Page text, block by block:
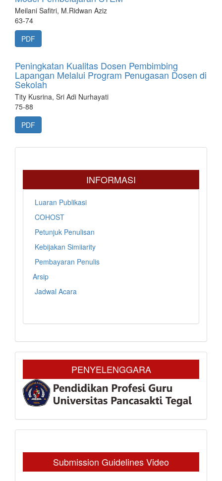
Meilani Safitri, M.Ridwan Aziz
63-74
PDF
Peningkatan Kualitas Dosen Pembimbing
Lapangan Melalui Program Penugasan Dosen di
Sekolah
Tity Kusrina, Sri Adi Nurhayati
75-88
PDF
INFORMASI
Luaran Publikasi
COHOST
Petunjuk Penulisan
Kebijakan Simiiarity
Pembayaran Penulis
Arsip
Jadwal Acara
PENYELENGGARA
Submission Guidelines Video